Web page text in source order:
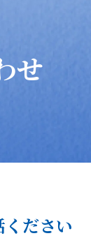
せ
ださい